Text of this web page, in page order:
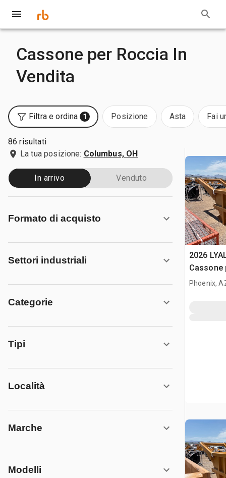
Cassone per Roccia In
Vendita
Filtra e ordina 1 Posizione Asta Fai
86 risultati
La tua posizione: Columbus, OH
In arrivo Venduto
Formato di acquisto
Settori industriali
Categorie
Tipi
Località
Marche
Modelli
2026
Cassone
(Unused)
Phoenix,